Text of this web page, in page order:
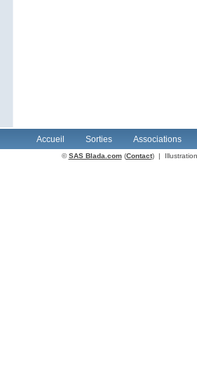
Accueil Sorties Associations
©SAS Blada.com(Contact) |